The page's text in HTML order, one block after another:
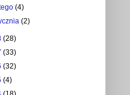
(4)
(2)
(28)
(33)
(32)
(4)